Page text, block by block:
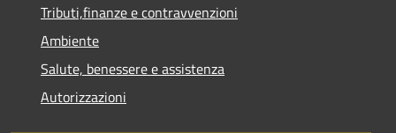
Tributi,finanze e contravvenzioni
Ambiente
Salute, benessere e assistenza
Autorizzazioni